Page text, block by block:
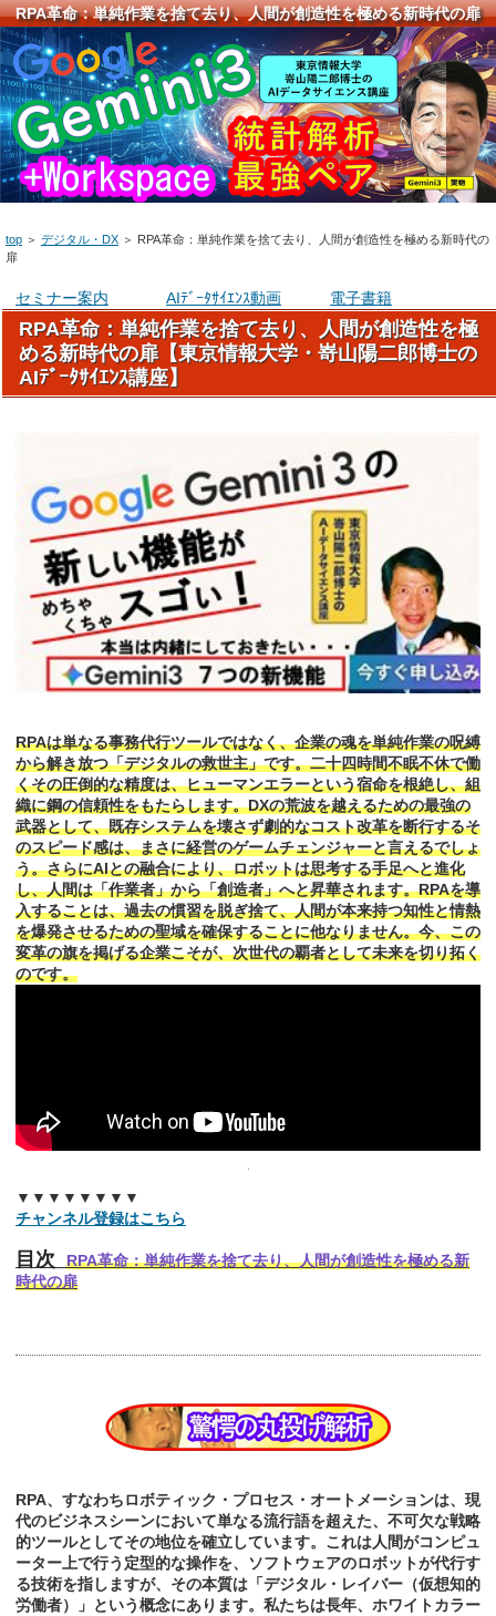
RPA革命：単純作業を捨て去り、人間が創造性を極める新時代の扉
top ＞ デジタル・DX ＞ RPA革命：単純作業を捨て去り、人間が創造性を極める新時代の
扉
セミナー案内 AIﾃﾞｰﾀｻｲｴﾝｽ動画 電子書籍
RPA革命：単純作業を捨て去り、人間が創造性を極
める新時代の扉【東京情報大学・嵜山陽二郎博士の
AIﾃﾞｰﾀｻｲｴﾝｽ講座】
RPAは単なる事務代行ツールではなく、企業の魂を単純作業の呪縛
から解き放つ「デジタルの救世主」です。二十四時間不眠不休で働
くその圧倒的な精度は、ヒューマンエラーという宿命を根絶し、組
織に鋼の信頼性をもたらします。DXの荒波を越えるための最強の
武器として、既存システムを壊さず劇的なコスト改革を断行するそ
のスピード感は、まさに経営のゲームチェンジャーと言えるでしょ
う。さらにAIとの融合により、ロボットは思考する手足へと進化
し、人間は「作業者」から「創造者」へと昇華されます。RPAを導
入することは、過去の慣習を脱ぎ捨て、人間が本来持つ知性と情熱
を爆発させるための聖域を確保することに他なりません。今、この
変革の旗を掲げる企業こそが、次世代の覇者として未来を切り拓く
のです。
▼▼▼▼▼▼▼▼
チャンネル登録はこちら
目次
RPA革命：単純作業を捨て去り、人間が創造性を極める新
時代の扉
RPA、すなわちロボティック・プロセス・オートメーションは、現
代のビジネスシーンにおいて単なる流行語を超えた、不可欠な戦略
的ツールとしてその地位を確立しています。これは人間がコンピュ
ーター上で行う定型的な操作を、ソフトウェアのロボットが代行す
る技術を指しますが、その本質は「デジタル・レイバー（仮想知的
労働者）」という概念にあります。私たちは長年、ホワイトカラー